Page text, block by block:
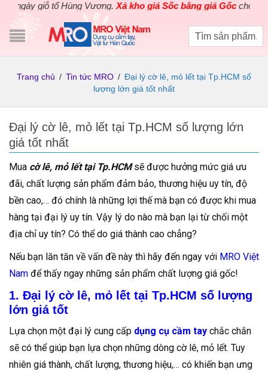
giỗ tổ Hùng Vương.Xả kho giá Sốc bằng giá Gốccho các sản
Trang chủ / Tin tức MRO / Đại lý cờ lê, mỏ lết tại Tp.HCM số
lượng lớn giá tốt nhất
Đại lý cờ lê, mỏ lết tại Tp.HCM số lượng lớn
giá tốt nhất
Mua cờ lê, mỏ lết tại Tp.HCMsẽ được hưởng mức giá ưu
đãi, chất lượng sản phẩm đảm bảo, thương hiệu uy tín, độ
bền cao,… đó chính là những lợi thế mà bạn có được khi mua
hàng tại đại lý uy tín. Vậy lý do nào mà bạn lại từ chối một
địa chỉ uy tín? Có thể do giá thành cao chẳng?
Nếu bạn lăn tăn về vấn đề này thì hãy đến ngay với MRO Việt
Nam để thấy ngay những sản phẩm chất lượng giá gốc!
1. Đại lý cờ lê, mỏ lết tại Tp.HCM số lượng
lớn giá tốt
Lựa chọn một đại lý cung cấp dụng cụ cầm tay chắc chắn
sẽ có thể giúp bạn lựa chọn những dòng cờ lê, mỏ lết. Tuy
nhiên giá thành, chất lượng, thương hiệu,… có khiến bạn ưng